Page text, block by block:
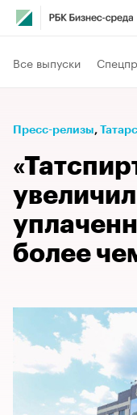
Все выпуски
Пресс-релизы⁠,
более